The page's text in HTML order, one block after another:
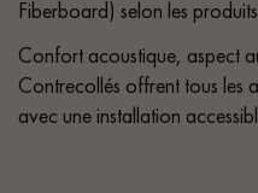
Fiberboard) selon les
Confort acoustique, aspect
Contrecollés offrent tous les
avec une installation